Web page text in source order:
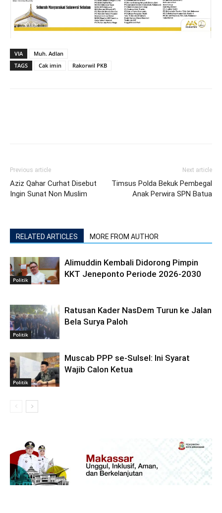
VIA
Muh. Adlan
TAGS
Cak imin Rakorwil PKB
Previous article
Aziz Qahar Curhat Disebut
Ingin Sunat Non Muslim
Next article
Timsus Polda Bekuk Pembegal
Anak Perwira SPN Batua
RELATED ARTICLES MORE FROM AUTHOR
Politik
Alimuddin Kembali Didorong Pimpin
KKT Jeneponto Periode 2026-2030
Politik
Ratusan Kader NasDem Turun ke Jalan
Bela Surya Paloh
Politik
Muscab PPP se-Sulsel: Ini Syarat
Wajib Calon Ketua